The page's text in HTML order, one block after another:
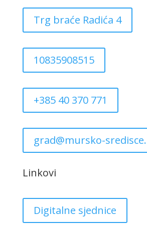
Trg braće Radića 4
10835908515
+385 40 370 771
grad@mursko-
Linkovi
Digitalne sjednice